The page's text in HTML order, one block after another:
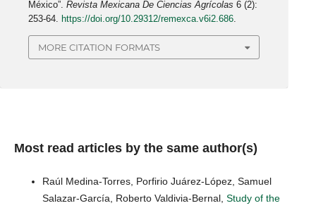
México”.Revista Mexicana De Ciencias Agrícolas 6 (2):
253-64.
https://doi.org/10.29312/remexca.v6i2.686
MORE CITATION FORMATS
Most read articles by the same author(s)
Raúl Medina-Torres, Porfirio Juárez-López, Samuel
Salazar-García, Roberto Valdivia-Bernal, Study of the